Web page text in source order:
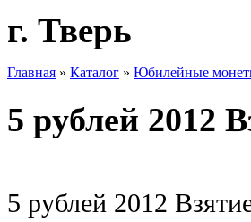
г. Тверь
Главная » Каталог » Юбилейные
5 рублей 2012
5 рублей 2012